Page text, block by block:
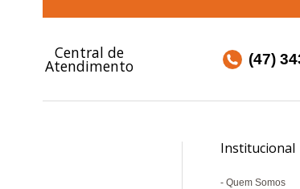
Central de
Atendimento (47)
Institucional
Quem Somos